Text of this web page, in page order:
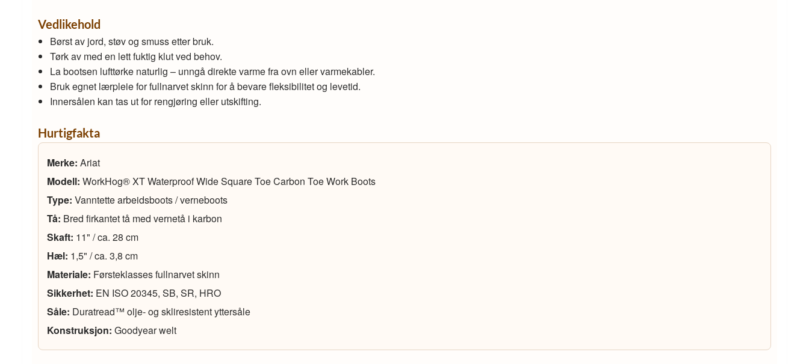
Vedlikehold
Børst av jord, støv og smuss etter bruk.
Tørk av med en lett fuktig klut ved behov.
La bootsen lufttørke naturlig – unngå direkte varme fra ovn eller varmekabler.
Bruk egnet lærpleie for fullnarvet skinn for å bevare fleksibilitet og levetid.
Innersålen kan tas ut for rengjøring eller utskifting.
Hurtigfakta
Merke: Ariat
Modell: WorkHog® XT Waterproof Wide Square Toe Carbon Toe Work Boots
Type: Vanntette arbeidsboots / verneboots
Tå: Bred firkantet tå med vernetå i karbon
Skaft: 11" / ca. 28 cm
Hæl: 1,5" / ca. 3,8 cm
Materiale: Førsteklasses fullnarvet skinn
Sikkerhet: EN ISO 20345, SB, SR, HRO
Såle: Duratread™ olje- og skliresistent yttersåle
Konstruksjon: Goodyear welt